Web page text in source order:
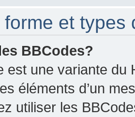
forme et types
BBCodes?
est une variante du
éléments d’un
utiliser les